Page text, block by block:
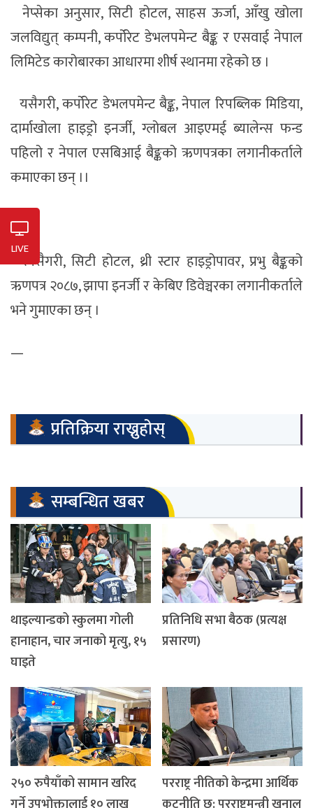
नेप्सेकाअनुसार, सिटी होटल, साहस ऊर्जा, आँखुखोला
जलविद्युत् कम्पनी, कर्पोरेटडेभलपमेन्ट बैङ्क रएसवाई नेपाल
लिमिटेड कारोबारका आधारमा शीर्ष स्थानमा रहेको छ ।
यसैगरी, कर्पोरेट डेभलपमेन्टबैङ्क, नेपाल रिपब्लिक मिडिया,
दार्माखोला हाइड्रो इनर्जी, ग्लोबल आइएमई ब्यालेन्सफन्ड
पहिलो र नेपाल एसबिआई बैङ्कको ऋणपत्रका लगानीकर्ताले
कमाएका छन् ।।
त्यसैगरी, सिटीहोटल, थ्री स्टार हाइड्रोपावर, प्रभु बैङ्कको
ऋणपत्र २०८७, झापाइनर्जीरकेबिएडिवेञ्चरकालगानीकर्ताले
भने गुमाएका छन् ।
—
प्रतिक्रिया राख्नुहोस्
सम्बन्धित खबर
थाइल्यान्डको स्कुलमा गोली
हानाहान, चार जनाको मृत्यु, १५
घाइते
प्रतिनिधि सभा बैठक (प्रत्यक्ष
प्रसारण)
२५० रुपैयाँको सामान खरिद
परराष्ट्र नीतिको केन्द्रमा आर्थिक
LIVE